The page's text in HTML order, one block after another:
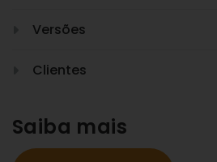
Versões
Clientes
Saiba mais